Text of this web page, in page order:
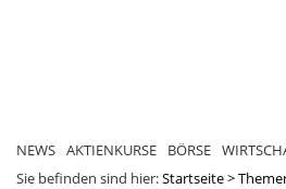
NEWS AKTIENKURSE BÖRSE
Sie befinden sind hier:Startseite>